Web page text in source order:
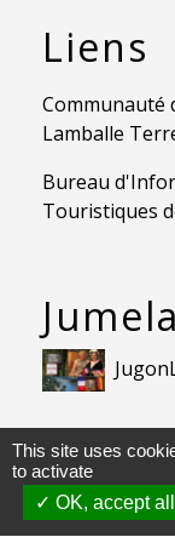
Liens
Communauté
Lamballe
Bureau
Touristiques
Mentions
Accessibilité
This site uses
to activate
OK, accept all